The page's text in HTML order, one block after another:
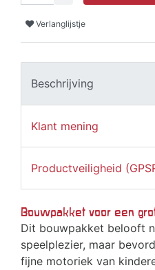
Verlanglijstje
Beschrijving
Klant mening
Productveiligheid
Bouwpakket voor een
Dit bouwpakket belooft
speelplezier, maar
fijne motoriek van